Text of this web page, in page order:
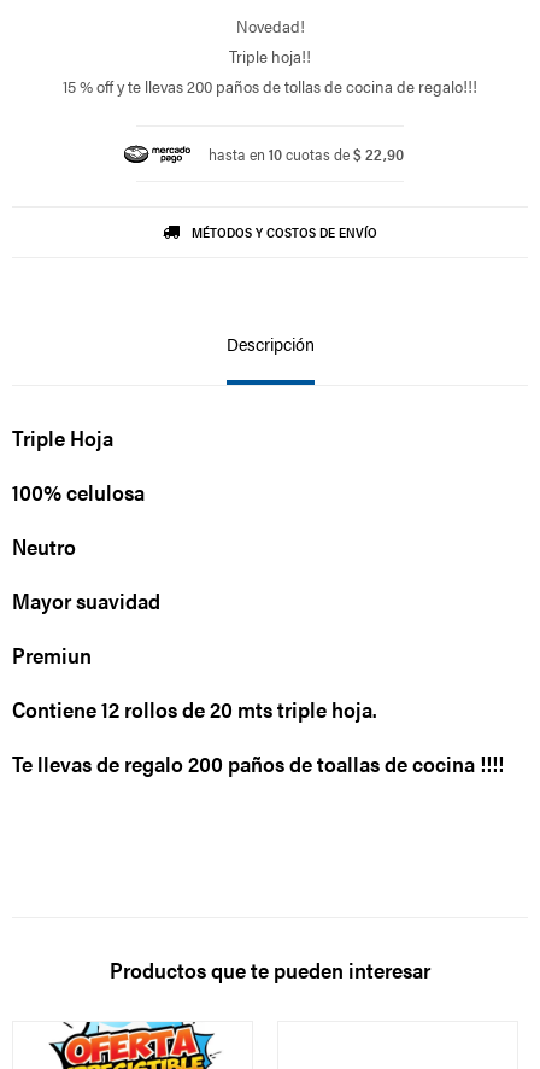
Novedad!
Triple hoja!!
15 % off y te llevas 200 paños de tollas de cocina de regalo!!!
hasta en 10cuotas de$ 22,90
MÉTODOS Y COSTOS DE ENVÍO
Descripción
Triple Hoja
100% celulosa
Neutro
Mayor suavidad
Premiun
Contiene 12 rollos de 20 mts triple hoja.
Te llevas de regalo 200 paños de toallas de cocina !!!!
Productos que te pueden interesar